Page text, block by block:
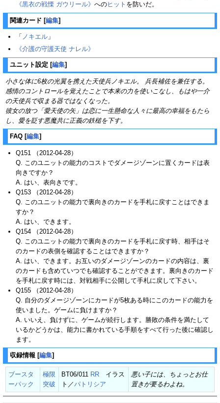
《黒衣の戦慄 ガウリール》 へのヒット を防いだ。
関連カード [編集]
「 ノキエル 」
《介護の守護天使 ナレル》
ユニット設定 [編集]
小さな体に6枚の光翼を携えた天使兵ノキエル。 兵長補佐を兼任する。
感情のコントロールを覚えたことで本来の力を使いこなし、もはや一介
の天使兵で収まる器ではなくなった。
彼女の放つ「愛天使の矢」は恋に一生懸命な人々に最高の幸福をもたら
し、愛を貶す悪魔共に正義の鉄槌を下す。
FAQ [編集]
Q151 （2012-04-28）
Q. このユニットの能力のコストでダメージゾーンに置くカードは表
向きですか？
A. はい、表向きです。
Q153 （2012-04-28）
Q. このユニットの能力で裏向きのカードを手札に戻すことはできま
すか？
A. はい、できます。
Q154 （2012-04-28）
Q. このユニットの能力で裏向きのカードを手札に戻す時、相手はそ
のカードの表側を確認することはできますか？
A. はい、できます。お互いのダメージゾーンのカードの内容は、裏
のカードも含めていつでも確認することができます。裏向きのカード
を手札に戻す時には、対戦相手に公開して手札に戻して下さい。
Q155 （2012-04-28）
Q. 自分のダメージゾーンにカードが5枚ある時にこのカードの能力を
使いました。ゲームに負けますか？
A. いいえ、負けずに、ゲームが続行します。勝敗の条件を満たして
いるかどうかは、能力に書かれている手順をすべて行った後に確認し
ます。
収録情報 [編集]
ブースタ
ーパック
極限
突破
BT06/011 RR イラス
ト／パトリシア
悪い子には、ちょっとお仕
置きが要るわよね。